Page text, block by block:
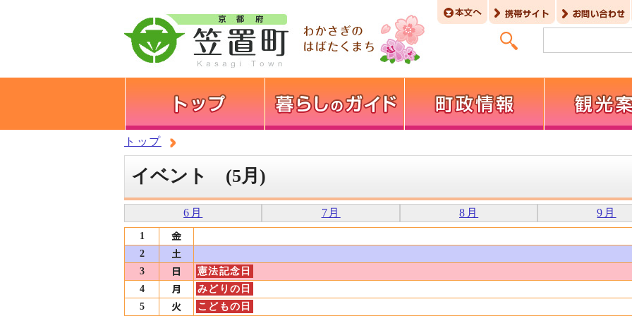
トップ
イベント (5月)
6月 7月 8月 9月
1
2
3
憲法記念日
4
みどりの日
5
こどもの日